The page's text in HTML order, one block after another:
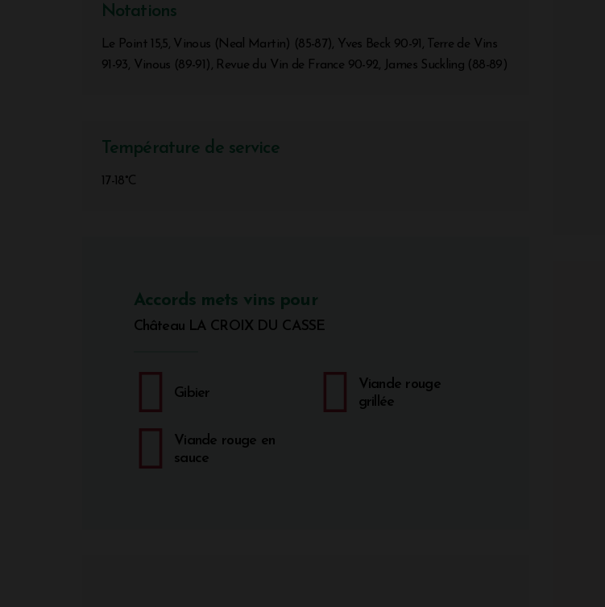
Notations
Le Point 15,5, Vinous (Neal Martin) (85-87), Yves Beck 90-91, Terre de Vins
91-93, Vinous (89-91), Revue du Vin de France 90-92, James Suckling (88-89)
Température de service
17-18°C
Accords mets vins pour
Château LA CROIX DU CASSE
Gibier
Viande rouge
grillée
Viande rouge en
sauce